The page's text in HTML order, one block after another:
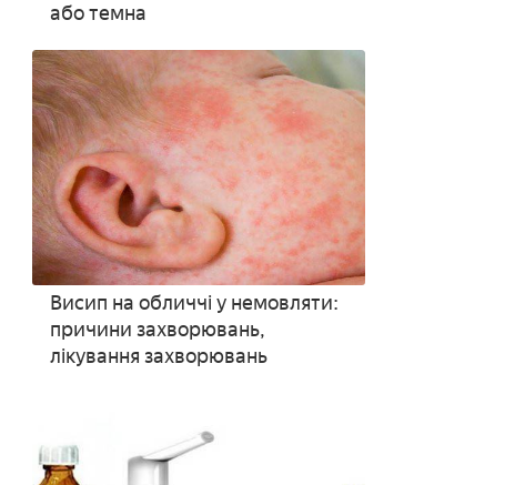
або темна
Висип на обличчі у немовляти:
причини захворювань,
лікування захворювань